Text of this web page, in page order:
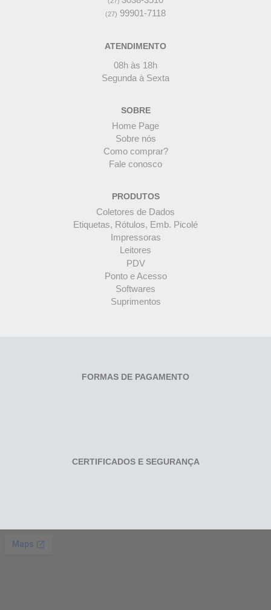
(27) 99901-7118
ATENDIMENTO
08h às 18h
Segunda à Sexta
SOBRE
Home Page
Sobre nós
Como comprar?
Fale conosco
PRODUTOS
Coletores de Dados
Etiquetas, Rótulos, Emb. Picolé
Impressoras
Leitores
PDV
Ponto e Acesso
Softwares
Suprimentos
FORMAS DE PAGAMENTO
CERTIFICADOS E SEGURANÇA